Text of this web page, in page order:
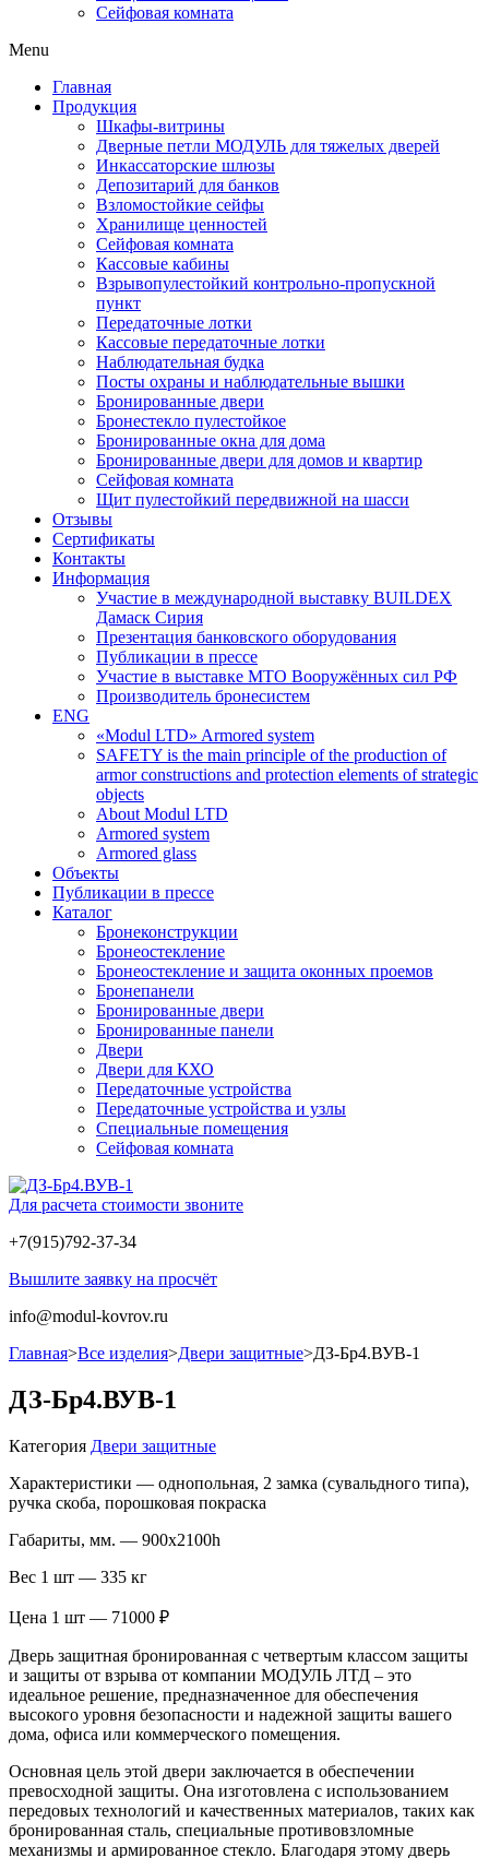
Сейфовая комната
Menu
Главная
Продукция
Шкафы-витрины
Дверные петли МОДУЛЬ для тяжелых дверей
Инкассаторские шлюзы
Депозитарий для банков
Взломостойкие сейфы
Хранилище ценностей
Сейфовая комната
Кассовые кабины
Взрывопулестойкий контрольно-пропускной
пункт
Передаточные лотки
Кассовые передаточные лотки
Наблюдательная будка
Посты охраны и наблюдательные вышки
Бронированные двери
Бронестекло пулестойкое
Бронированные окна для дома
Бронированные двери для домов и квартир
Сейфовая комната
Щит пулестойкий передвижной на шасси
Отзывы
Сертификаты
Контакты
Информация
Участие в международной выставку BUILDEX
Дамаск Сирия
Презентация банковского оборудования
Публикации в прессе
Участие в выставке МТО Вооружённых сил РФ
Производитель бронесистем
ENG
«Modul LTD» Armored system
SAFETY is the main principle of the production of
armor constructions and protection elements of strategic
objects
About Modul LTD
Armored system
Armored glass
Объекты
Публикации в прессе
Каталог
Бронеконструкции
Бронеостекление
Бронеостекление и защита оконных проемов
Бронепанели
Бронированные двери
Бронированные панели
Двери
Двери для КХО
Передаточные устройства
Передаточные устройства и узлы
Специальные помещения
Сейфовая комната
Для расчета стоимости звоните
+7(915)792-37-34
Вышлите заявку на просчёт
info@modul-kovrov.ru
Главная>Все изделия>Двери защитные>ДЗ-Бр4.ВУВ-1
ДЗ-Бр4.ВУВ-1
Категория Двери защитные
Характеристики — однопольная, 2 замка (сувальдного типа),
ручка скоба, порошковая покраска
Габариты, мм. — 900х2100h
Вес 1 шт — 335 кг
Цена 1 шт — 71000 ₽
Дверь защитная бронированная с четвертым классом защиты
и защиты от взрыва от компании МОДУЛЬ ЛТД – это
идеальное решение, предназначенное для обеспечения
высокого уровня безопасности и надежной защиты вашего
дома, офиса или коммерческого помещения.
Основная цель этой двери заключается в обеспечении
превосходной защиты. Она изготовлена с использованием
передовых технологий и качественных материалов, таких как
бронированная сталь, специальные противовзломные
механизмы и армированное стекло. Благодаря этому дверь